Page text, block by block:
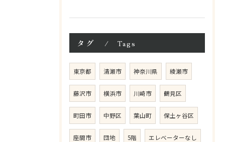
タグ Tags
東京都 清瀬市 神奈川県 綾瀬市
藤沢市 横浜市 川崎市 鶴見区
町田市 中野区 葉山町 保土ヶ谷区
座間市 団地 5階 エレベーターなし